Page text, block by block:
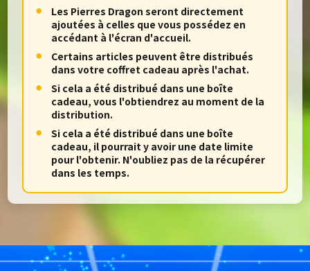
Les Pierres Dragon seront directement
ajoutées à celles que vous possédez en
accédant à l'écran d'accueil.
Certains articles peuvent être distribués
dans votre coffret cadeau après l'achat.
Si cela a été distribué dans une boîte
cadeau, vous l'obtiendrez au moment de la
distribution.
Si cela a été distribué dans une boîte
cadeau, il pourrait y avoir une date limite
pour l'obtenir. N'oubliez pas de la récupérer
dans les temps.